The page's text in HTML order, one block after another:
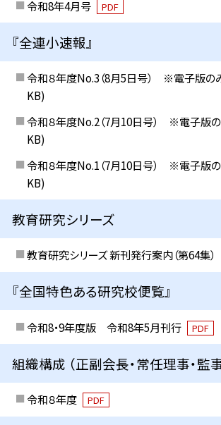
令和8年4月号 PDF
『全連小速報』
令和８年度No.3（8月5日号） ※電子版の
KB)
令和８年度No.2（7月10日号） ※電子版
KB)
令和８年度No.1（7月10日号） ※電子版
KB)
教育研究シリーズ
教育研究シリーズ 新刊発行案内（第64集）
『全国特色ある研究校便覧』
令和8・9年度版 令和8年5月刊行 PDF
組織構成 （正副会長・常任理事・監
令和８年度 PDF